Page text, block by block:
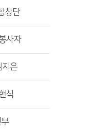
창단
사자
지은
식